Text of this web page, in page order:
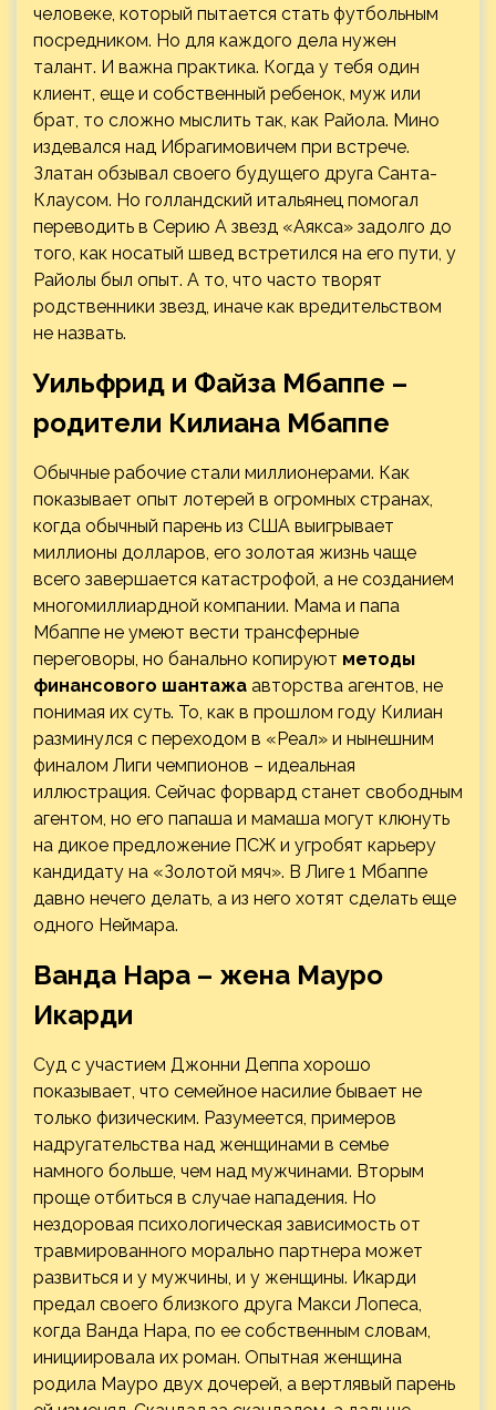
человеке, который пытается стать футбольным
посредником. Но для каждого дела нужен
талант. И важна практика. Когда у тебя один
клиент, еще и собственный ребенок, муж или
брат, то сложно мыслить так, как Райола. Мино
издевался над Ибрагимовичем при встрече.
Златан обзывал своего будущего друга Санта-
Клаусом. Но голландский итальянец помогал
переводить в Серию А звезд «Аякса» задолго до
того, как носатый швед встретился на его пути, у
Райолы был опыт. А то, что часто творят
родственники звезд, иначе как вредительством
не назвать.
Уильфрид и Файза Мбаппе –
родители Килиана Мбаппе
Обычные рабочие стали миллионерами. Как
показывает опыт лотерей в огромных странах,
когда обычный парень из США выигрывает
миллионы долларов, его золотая жизнь чаще
всего завершается катастрофой, а не созданием
многомиллиардной компании. Мама и папа
Мбаппе не умеют вести трансферные
переговоры, но банально копируют методы
финансового шантажа авторства агентов, не
понимая их суть. То, как в прошлом году Килиан
разминулся с переходом в «Реал» и нынешним
финалом Лиги чемпионов – идеальная
иллюстрация. Сейчас форвард станет свободным
агентом, но его папаша и мамаша могут клюнуть
на дикое предложение ПСЖ и угробят карьеру
кандидату на «Золотой мяч». В Лиге 1 Мбаппе
давно нечего делать, а из него хотят сделать еще
одного Неймара.
Ванда Нара – жена Мауро
Икарди
Суд с участием Джонни Деппа хорошо
показывает, что семейное насилие бывает не
только физическим. Разумеется, примеров
надругательства над женщинами в семье
намного больше, чем над мужчинами. Вторым
проще отбиться в случае нападения. Но
нездоровая психологическая зависимость от
травмированного морально партнера может
развиться и у мужчины, и у женщины. Икарди
предал своего близкого друга Макси Лопеса,
когда Ванда Нара, по ее собственным словам,
инициировала их роман. Опытная женщина
родила Мауро двух дочерей, а вертлявый парень